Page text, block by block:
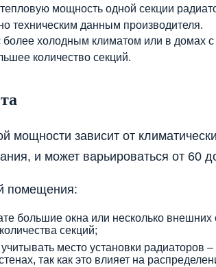
мощность одной секции
техническим данным производителя.
более холодным климатом или в домах
количество секций.
мощности зависит от
и может варьироваться от 60
помещения:
большие окна или несколько внешних
секций;
место установки радиаторов
так как это влияет на